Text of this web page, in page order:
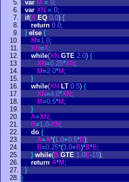
var M = 0;
var XN = 0;
if(X EQ 0.0) {
return 0.0;
} else {
M=1.0;
XN=X;
while(XN GTE 2.0) {
XN=0.25*XN;
M=2.0*M ;
}
while(XN LT 0.5) {
XN=4.0*XN;
M=0.5*M ;
}
A=XN;
B=1.0-XN;
do {
A=A*(1.0+0.5*B);
B=0.25*(3.0+ B)*B*B;
} while(B GTE 1.0E-15);
return A*M ;
}
}